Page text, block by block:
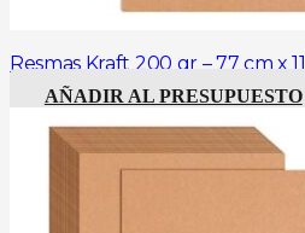
Resmas Kraft 200 gr – 77 cm x
AÑADIR AL PRESUPUESTO